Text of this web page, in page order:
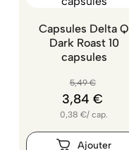
Capsules Delta Q
Dark Roast 10
capsules
5,49 €
3,84 €
0,38 €/ cap.